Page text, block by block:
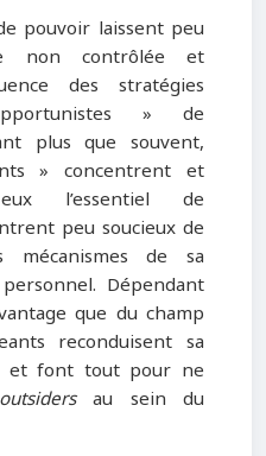
pouvoir laissent peu
non contrôlée et
des stratégies
» de
plus que souvent,
» concentrent et
l’essentiel de
peu soucieux de
de sa
Dépendant
que du champ
reconduisent sa
et font tout pour ne
outsidersau sein du